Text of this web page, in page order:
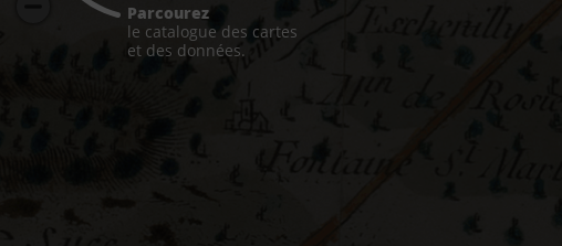
Parcourez
le catalogue des cartes
et des données.